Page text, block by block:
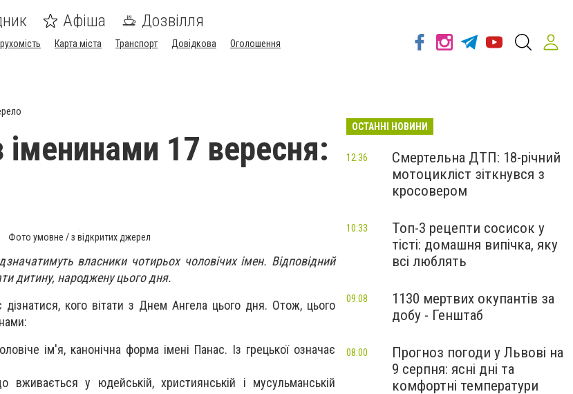
Афіша Дозвілля
Карта міста Транспорт Довідкова
Оголошення
іменинами 17 вересня:
Фото умовне / з відкритих джерел
власники чотирьох чоловічих імен. Відповідний
дитину, народжену цього дня.
кого вітати з Днем Ангела цього дня. Отож, цього
ім'я, канонічна форма імені Панас. Із грецької означає
вживається у юдейській, християнській і мусульманській
ОСТАННІ НОВИНИ
Смертельна ДТП: 18-річний
мотоцикліст зіткнувся з
кросовером
12:36
Топ-3 рецепти сосисок у
тісті: домашня випічка, яку
всі люблять
10:33
1130 мертвих окупантів за
добу - Генштаб
09:08
Прогноз погоди у Львові на
9 серпня: ясні дні та
комфортні температури
08:00